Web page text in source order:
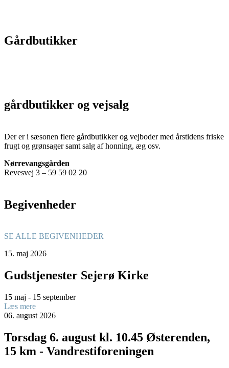
Gårdbutikker
gårdbutikker og vejsalg
Der er i sæsonen flere gårdbutikker og vejboder med årstidens friske
frugt og grønsager samt salg af honning, æg osv.
Nørrevangsgården
Revesvej 3 – 59 59 02 20
Begivenheder
SE ALLE BEGIVENHEDER
15. maj 2026
Gudstjenester Sejerø Kirke
15 maj - 15 september
Læs mere
06. august 2026
Torsdag 6. august kl. 10.45 Østerenden,
15 km - Vandrestiforeningen